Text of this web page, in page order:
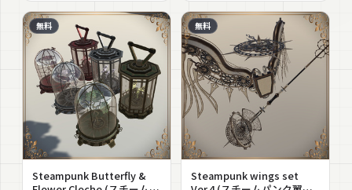
無料
Steampunk Butterfly &
無料
Steampunk wings set